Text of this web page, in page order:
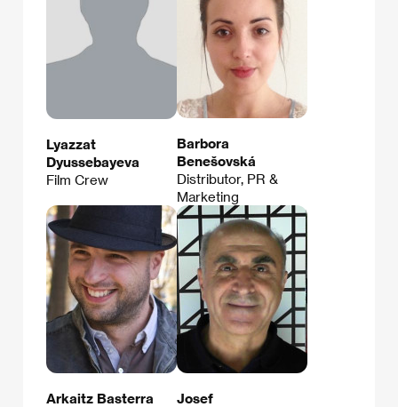
Lyazzat
Dyussebayeva
Film Crew
Barbora
Benešovská
Distributor, PR &
Marketing
Arkaitz Basterra
Josef